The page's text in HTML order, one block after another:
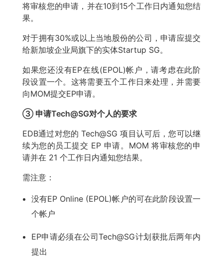
将审核您的申请，并在10到15个工作日内通知您结
果。
对于拥有30%或以上当地股份的公司，申请应提交
给新加坡企业局旗下的实体Startup SG。
如果您还没有EP在线(EPOL)帐户，请考虑在此阶
段设置一个。这将需要五个工作日来处理，并需要
向MOM提交EP申请。
③ 申请Tech@SG对个人的要求
EDB通过对您的 Tech@SG 项目认可后，您可以继
续为您的员工提交 EP 申请。MOM 将审核您的申
请并在 21 个工作日内通知您结果。
需注意：
没有EP Online (EPOL)帐户的可在此阶段设置一
个帐户
EP申请必须在公司Tech@SG计划获批后两年内
提出